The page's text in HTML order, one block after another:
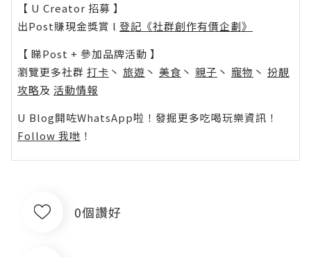
【 U Creator 招募 】
出Post賺現金獎賞 l 登記《社群創作有價企劃》
【 睇Post + 參加品牌活動 】
瀏覽更多社群 打卡 丶 旅遊 丶 美食 丶 親子 丶 寵物 丶 扮靚
攻略及 活動情報
U Blog開咗WhatsApp啦！發掘更多吃喝玩樂資訊！
Follow 我哋 ！
0個讚好